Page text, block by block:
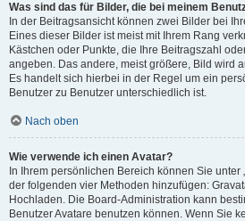
Was sind das für Bilder, die bei meinem
In der Beitragsansicht können zwei Bilder bei
Eines dieser Bilder ist meist mit Ihrem Rang
Kästchen oder Punkte, die Ihre Beitragszahl
angeben. Das andere, meist größere, Bild wird
Es handelt sich hierbei in der Regel um ein
Benutzer zu Benutzer unterschiedlich ist.
Nach oben
Wie verwende ich einen Avatar?
In Ihrem persönlichen Bereich können Sie unter
der folgenden vier Methoden hinzufügen:
Hochladen. Die Board-Administration kann
Benutzer Avatare benutzen können. Wenn Sie